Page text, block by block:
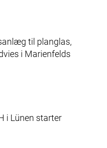
til planglas,
i Marienfelds
i Lünen starter